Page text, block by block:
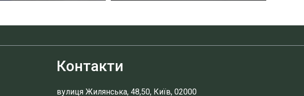
Контакти
вулиця Жилянська, 48,50, Київ, 02000